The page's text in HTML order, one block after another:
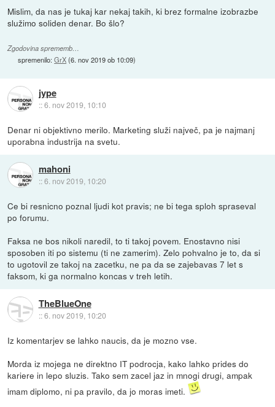
Mislim, da nas je tukaj kar nekaj takih, ki brez formalne izobrazbe
služimo soliden denar. Bo šlo?
Zgodovina sprememb…
spremenilo:GrX(6. nov 2019 ob 10:09)
jype
::6. nov 2019, 10:10
Denar ni objektivno merilo. Marketing služi največ, pa je najmanj
uporabna industrija na svetu.
mahoni
::6. nov 2019, 10:20
Ce bi resnicno poznal ljudi kot pravis; ne bi tega sploh spraseval
po forumu.
Faksa ne bos nikoli naredil, to ti takoj povem. Enostavno nisi
sposoben iti po sistemu (ti ne zamerim). Zelo pohvalno je to, da si
to ugotovil ze takoj na zacetku, ne pa da se zajebavas 7 let s
faksom, ki ga normalno koncas v treh letih.
TheBlueOne
::6. nov 2019, 10:20
Iz komentarjev se lahko naucis, da je mozno vse.
Morda iz mojega ne direktno IT podrocja, kako lahko prides do
kariere in lepo sluzis. Tako sem zacel jaz in mnogi drugi, ampak
imam diplomo, ni pa pravilo, da jo moras imeti.